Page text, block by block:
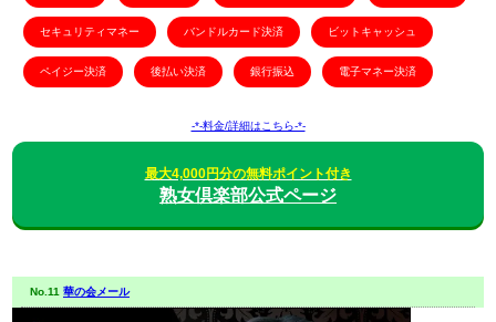
セキュリティマネー バンドルカード決済 ビットキャッシュ
ペイジー決済 後払い決済 銀行振込 電子マネー決済
-*-料金/詳細はこちら-*-
最大4,000円分の無料ポイント付き
熟女倶楽部公式ページ
No.11 華の会メール